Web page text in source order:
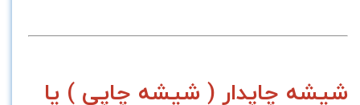
شیشه چاپدار ( شیشه چاپی ) یا